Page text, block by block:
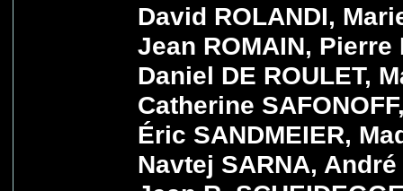
David ROLANDI,
Jean ROMAIN, Pierre
Daniel DE ROULET,
Catherine
Éric SANDMEIER,
Navtej SARNA,